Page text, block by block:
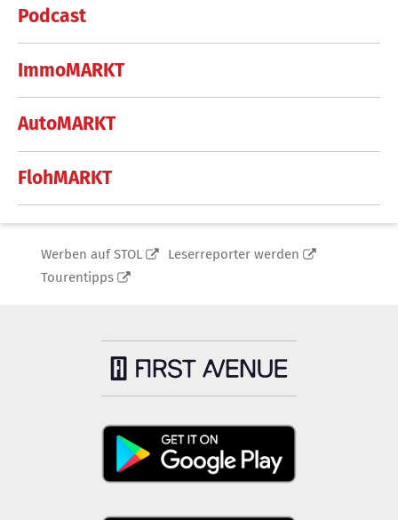
Podcast
ImmoMARKT
AutoMARKT
FlohMARKT
Werben auf STOL
Leserreporter werden
Tourentipps